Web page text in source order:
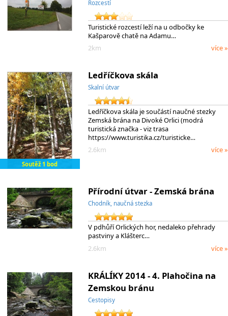
Rozcestí
Turistické rozcestí leží na u odbočky ke
Kašparově chatě na Adamu…
2km
více »
Soutěž 1 bod
Ledříčkova skála
Skalní útvar
Ledříčkova skála je součástí naučné stezky
Zemská brána na Divoké Orlici (modrá
turistická značka - viz trasa
https://www.turistika.cz/turisticke…
2.6km
více »
Přírodní útvar - Zemská brána
Chodník, naučná stezka
V pdhůří Orlických hor, nedaleko přehrady
pastviny a Klášterc…
2.6km
více »
KRÁLÍKY 2014 - 4. Plahočina na
Zemskou bránu
Cestopisy